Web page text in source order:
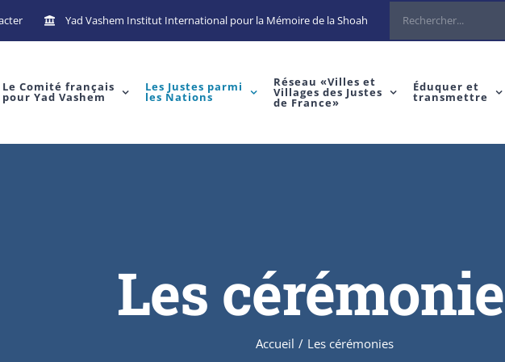
Yad Vashem Institut International pour la Mémoire de la Shoah Rechercher
Le Comité français
pour Yad Vashem
Les Justes parmi
les Nations
Réseau «Villes et
Villages des Justes
de France»
Éduquer et
transmettre
Les
Accueil / Les cérémonies